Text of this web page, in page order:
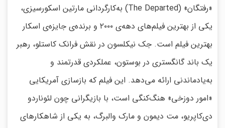
«رفتگان» (The Departed) به‌کارگردانی مارتین اسکورسیزی،
یکی از بهترین فیلم‌های دهه‌ی ۲۰۰۰ و برنده‌ی جایزه‌ی اسکار
بهترین فیلم است. جک نیکلسون در نقش فرانک کاستلو، رهبر
یک باند گانگستری در بوستون، عملکردی قدرتمند و
به‌یادماندنی ارائه می‌دهد. این فیلم که بازسازی آمریکایی
«امور دوزخی» هنگ‌کنگی است، با بازیگرانی چون لئوناردو
دی‌کاپریو، مت دیمون و مارک والبرگ، به یکی از شاهکارهای